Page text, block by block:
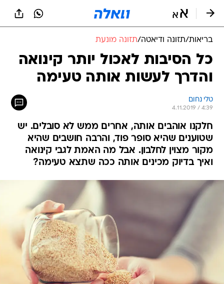
בריאות/תזונה ודיאטה/תזונה מונעת
כל הסיבות לאכול יותר קינואה
והדרך לעשות אותה טעימה
טלי נחום
4.11.2019 / 4:39
חלקנו אוהבים אותה, אחרים ממש לא סובלים. יש
שטוענים שהיא סופר פוד, והרבה חושבים שהיא
מקור מצוין לחלבון. אבל מה האמת לגבי קינואה
ואיך בדיוק מכינים אותה ככה שתצא טעימה?